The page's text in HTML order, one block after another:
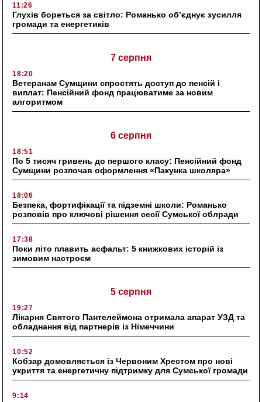
11:26
Глухів бореться за світло: Романько об’єднує зусилля
громади та енергетиків
7 серпня
18:20
Ветеранам Сумщини спростять доступ до пенсій і
виплат: Пенсійний фонд працюватиме за новим
алгоритмом
6 серпня
18:51
По 5 тисяч гривень до першого класу: Пенсійний фонд
Сумщини розпочав оформлення «Пакунка школяра»
18:06
Безпека, фортифікації та підземні школи: Романько
розповів про ключові рішення сесії Сумської облради
17:38
Поки літо плавить асфальт: 5 книжкових історій із
зимовим настроєм
5 серпня
19:27
Лікарня Святого Пантелеймона отримала апарат УЗД та
обладнання від партнерів із Німеччини
10:52
Кобзар домовляється із Червоним Хрестом про нові
укриття та енергетичну підтримку для Сумської громади
9:14